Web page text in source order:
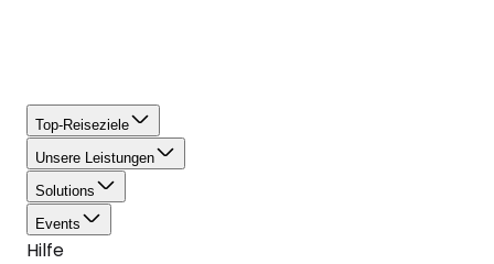
Top-Reiseziele
Unsere Leistungen
Solutions
Events
Hilfe